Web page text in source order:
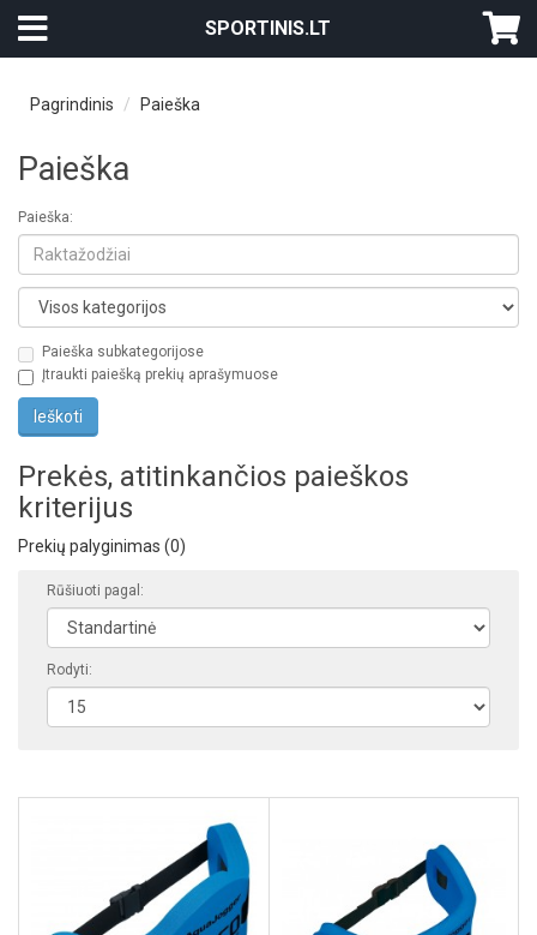
SPORTINIS.LT
Pagrindinis Paieška
Paieška
Paieška:
Paieška subkategorijose
Įtraukti paiešką prekių aprašymuose
Prekės, atitinkančios paieškos
kriterijus
Prekių palyginimas (0)
Rūšiuoti pagal:
Rodyti: